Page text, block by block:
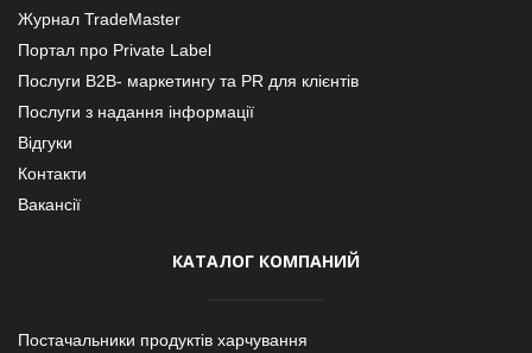
Журнал TradeMaster
Портал про Private Label
Послуги В2В- маркетингу та PR для клієнтів
Послуги з надання інформації
Відгуки
Контакти
Вакансії
КАТАЛОГ КОМПАНИЙ
Постачальники продуктів харчування